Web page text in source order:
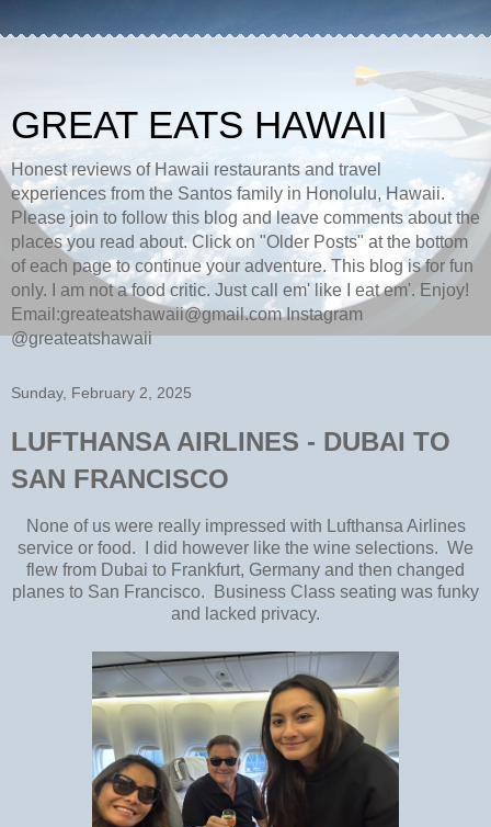
GREAT EATS HAWAII
Honest reviews of Hawaii restaurants and travel
experiences from the Santos family in Honolulu, Hawaii.
Please join to follow this blog and leave comments about the
places you read about. Click on "Older Posts" at the bottom
of each page to continue your adventure. This blog is for fun
only. I am not a food critic. Just call em' like I eat em'. Enjoy!
Email:greateatshawaii@gmail.com Instagram
@greateatshawaii
Sunday, February 2, 2025
LUFTHANSA AIRLINES - DUBAI TO
SAN FRANCISCO
None of us were really impressed with Lufthansa Airlines
service or food. I did however like the wine selections. We
flew from Dubai to Frankfurt, Germany and then changed
planes to San Francisco. Business Class seating was funky
and lacked privacy.